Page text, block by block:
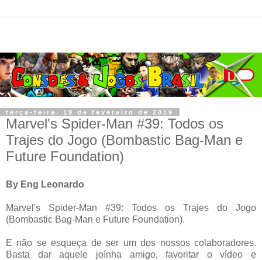
terça-feira, 19 de fevereiro de 2019
Marvel's Spider-Man #39: Todos os
Trajes do Jogo (Bombastic Bag-Man e
Future Foundation)
By Eng Leonardo
Marvel's Spider-Man #39: Todos os Trajes do Jogo
(Bombastic Bag-Man e Future Foundation).
E não se esqueça de ser um dos nossos colaboradores.
Basta dar aquele joínha amigo, favoritar o vídeo e